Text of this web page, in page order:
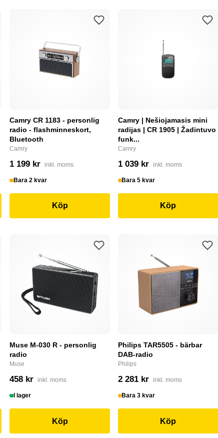
Camry CR 1183 - personlig
radio - flashminneskort,
Bluetooth
Camry
1 199 kr inkl. moms
Bara 2 kvar
Köp
Camry | Nešiojamasis mini
radijas | CR 1905 | Žadintuvo
funk...
Camry
1 039 kr inkl. moms
Bara 5 kvar
Köp
Muse M-030 R - personlig
radio
Muse
458 kr inkl. moms
I lager
Köp
Philips TAR5505 - bärbar
DAB-radio
Philips
2 281 kr inkl. moms
Bara 3 kvar
Köp